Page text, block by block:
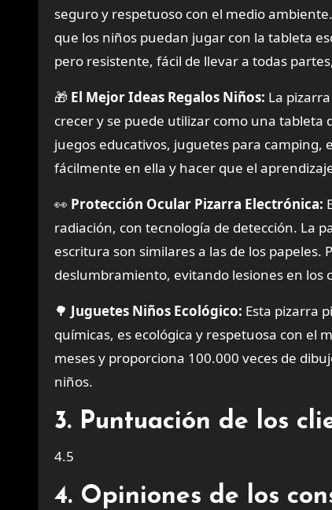
seguro y respetuoso con el medio
que los niños puedan jugar con la tableta
pero resistente, fácil de llevar a todas
🎁 El Mejor Ideas Regalos Niños: La
crecer y se puede utilizar como una
juegos educativos, juguetes para
fácilmente en ella y hacer que el
👀 Protección Ocular Pizarra Electrónica:
radiación, con tecnología de detección. La
escritura son similares a las de los
deslumbramiento, evitando lesiones en los
🌳 Juguetes Niños Ecológico: Esta pizarra
químicas, es ecológica y respetuosa con el
meses y proporciona 100.000 veces de
niños.
3. Puntuación de los
4.5
4. Opiniones de los